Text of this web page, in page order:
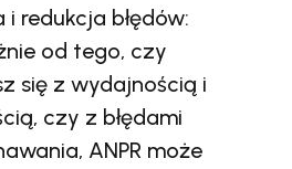
i redukcja błędów:
od tego, czy
się z wydajnością i
czy z błędami
ANPR może